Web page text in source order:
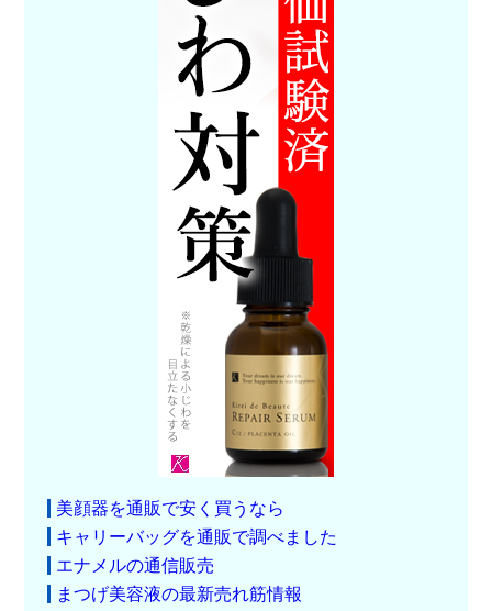
美顔器を通販で安く買うなら
キャリーバッグを通販で調べました
エナメルの通信販売
まつげ美容液の最新売れ筋情報